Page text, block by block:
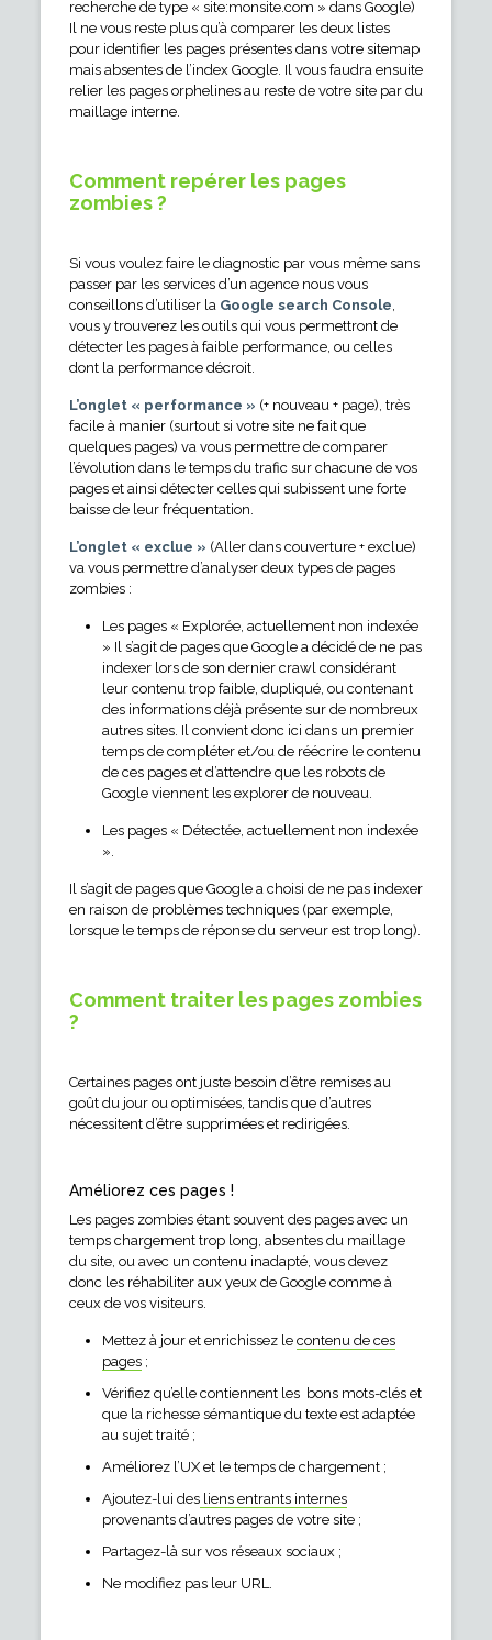
recherche de type « site:monsite.com » dans Google)
Il ne vous reste plus qu’à comparer les deux listes
pour identifier les pages présentes dans votre sitemap
mais absentes de l’index Google. Il vous faudra ensuite
relier les pages orphelines au reste de votre site par du
maillage interne.
Comment repérer les pages
zombies ?
Si vous voulez faire le diagnostic par vous même sans
passer par les services d’un agence nous vous
conseillons d’utiliser la Google search Console,
vous y trouverez les outils qui vous permettront de
détecter les pages à faible performance, ou celles
dont la performance décroit.
L’onglet « performance » (+ nouveau + page), très
facile à manier (surtout si votre site ne fait que
quelques pages) va vous permettre de comparer
l’évolution dans le temps du trafic sur chacune de vos
pages et ainsi détecter celles qui subissent une forte
baisse de leur fréquentation.
L’onglet « exclue » (Aller dans couverture + exclue)
va vous permettre d’analyser deux types de pages
zombies :
Les pages « Explorée, actuellement non indexée
» Il s’agit de pages que Google a décidé de ne pas
indexer lors de son dernier crawl considérant
leur contenu trop faible, dupliqué, ou contenant
des informations déjà présente sur de nombreux
autres sites. Il convient donc ici dans un premier
temps de compléter et/ou de réécrire le contenu
de ces pages et d’attendre que les robots de
Google viennent les explorer de nouveau.
Les pages « Détectée, actuellement non indexée
».
Il s’agit de pages que Google a choisi de ne pas indexer
en raison de problèmes techniques (par exemple,
lorsque le temps de réponse du serveur est trop long).
Comment traiter les pages zombies
?
Certaines pages ont juste besoin d’être remises au
goût du jour ou optimisées, tandis que d’autres
nécessitent d’être supprimées et redirigées.
Améliorez ces pages !
Les pages zombies étant souvent des pages avec un
temps chargement trop long, absentes du maillage
du site, ou avec un contenu inadapté, vous devez
donc les réhabiliter aux yeux de Google comme à
ceux de vos visiteurs.
Mettez à jour et enrichissez le contenu de ces
pages;
Vérifiez qu’elle contiennent les bons mots-clés et
que la richesse sémantique du texte est adaptée
au sujet traité ;
Améliorez l’UX et le temps de chargement ;
Ajoutez-lui desliens entrants internes
provenants d’autres pages de votre site ;
Partagez-là sur vos réseaux sociaux ;
Ne modifiez pas leur URL.